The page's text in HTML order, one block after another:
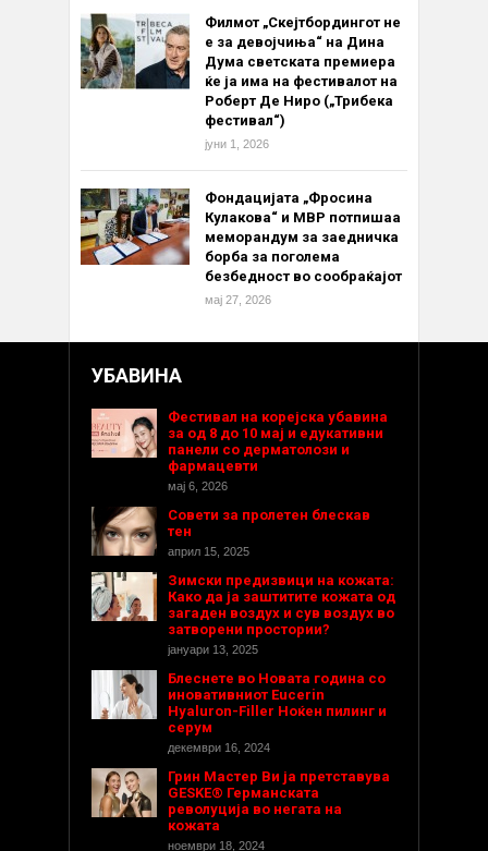
Филмот „Скејтбордингот не
е за девојчиња“ на Дина
Дума светската премиера
ќе ја има на фестивалот на
Роберт Де Ниро („Трибека
фестивал“)
јуни 1, 2026
Фондацијата „Фросина
Кулакова“ и МВР потпишаа
меморандум за заедничка
борба за поголема
безбедност во сообраќајот
мај 27, 2026
УБАВИНА
Фестивал на корејска убавина
за од 8 до 10 мај и едукативни
панели со дерматолози и
фармацевти
мај 6, 2026
Совети за пролетен блескав
тен
април 15, 2025
Зимски предизвици на кожата:
Како да ја заштитите кожата од
загаден воздух и сув воздух во
затворени простории?
јануари 13, 2025
Блеснете во Новата година со
иновативниот Eucerin
Hyaluron-Filler Ноќен пилинг и
серум
декември 16, 2024
Грин Мастер Ви ја претставува
GESKE® Германската
револуција во негата на
кожата
ноември 18, 2024